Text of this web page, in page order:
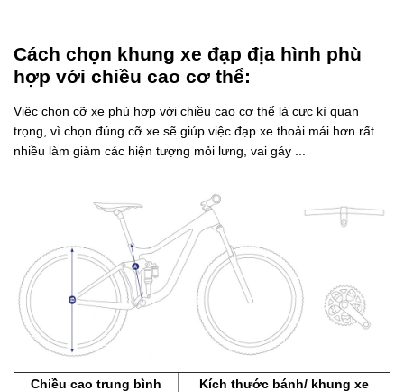
Cách chọn khung xe đạp địa hình phù
hợp với chiều cao cơ thể:
Việc chọn cỡ xe phù hợp với chiều cao cơ thể là cực kì quan
trọng, vì chọn đúng cỡ xe sẽ giúp việc đạp xe thoải mái hơn rất
nhiều làm giảm các hiện tượng mỏi lưng, vai gáy ...
Chiều cao trung bình Kích thước bánh/ khung xe